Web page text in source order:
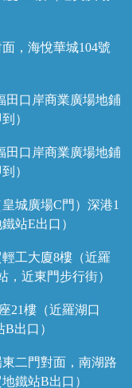
，海悅華城104號
田口岸商業廣場地鋪
）
田口岸商業廣場地鋪
）
城廣場C門）深港1
站E出口）
工大廈8樓（近羅
，近東門步行街）
21樓（近羅湖口
出口）
二門對面，南湖路
鐵站B出口）